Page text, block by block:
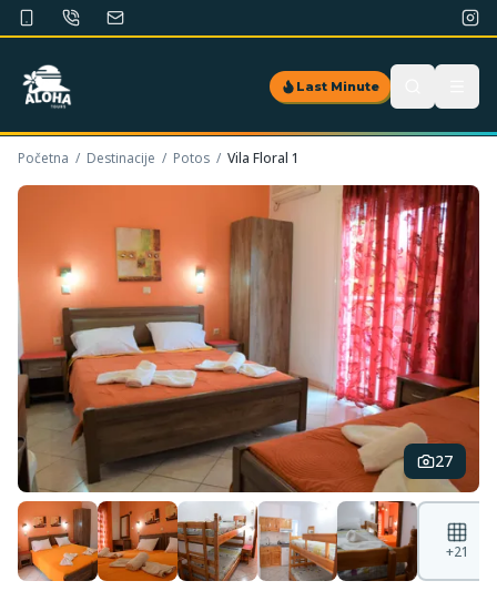
Last Minute
Početna / Destinacije / Potos / Vila Floral 1
27
+21